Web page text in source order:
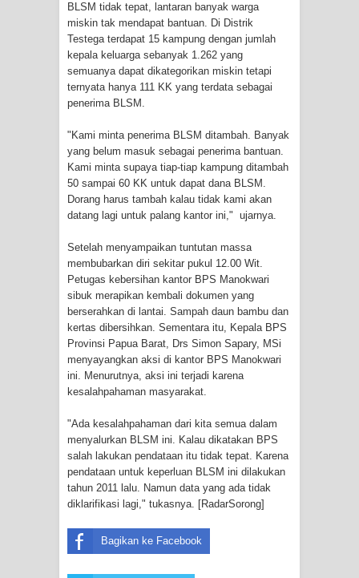
Lima Rumah Pribadi Terbakar Di
Hamadi Jayapura Selatan
Gempa M3,3 Guncang Nabire, BMKG
Mama-Mama Pasar Lama Sentani
Protes Tumpukan Sampah dengan
Menghambur ke Tengah Jalan
Polres Jayapura Terima Laporan
Hilangnya Agustina Ester Bonsapia
Marthen Medlama Sebut Pemprov
Papua Siapkan 1000 Kuota Beasiswa
Mace
BRI Region 18 Jayapura Salurkan
Bantuan CSR untuk RS Bhayangkara
Polda Papua pada Peringatan Hari
Indonesia Turns Remote Papua
BLSM tidak tepat, lantaran banyak warga
miskin tak mendapat bantuan. Di Distrik
Testega terdapat 15 kampung dengan jumlah
kepala keluarga sebanyak 1.262 yang
semuanya dapat dikategorikan miskin tetapi
ternyata hanya 111 KK yang terdata sebagai
penerima BLSM.
"Kami minta penerima BLSM ditambah. Banyak
yang belum masuk sebagai penerima bantuan.
Kami minta supaya tiap-tiap kampung ditambah
50 sampai 60 KK untuk dapat dana BLSM.
Dorang harus tambah kalau tidak kami akan
datang lagi untuk palang kantor ini," ujarnya.
Setelah menyampaikan tuntutan massa
membubarkan diri sekitar pukul 12.00 Wit.
Petugas kebersihan kantor BPS Manokwari
sibuk merapikan kembali dokumen yang
berserahkan di lantai. Sampah daun bambu dan
kertas dibersihkan. Sementara itu, Kepala BPS
Provinsi Papua Barat, Drs Simon Sapary, MSi
menyayangkan aksi di kantor BPS Manokwari
ini. Menurutnya, aksi ini terjadi karena
kesalahpahaman masyarakat.
"Ada kesalahpahaman dari kita semua dalam
menyalurkan BLSM ini. Kalau dikatakan BPS
salah lakukan pendataan itu tidak tepat. Karena
pendataan untuk keperluan BLSM ini dilakukan
tahun 2011 lalu. Namun data yang ada tidak
diklarifikasi lagi," tukasnya. [RadarSorong]
Bagikan ke Facebook